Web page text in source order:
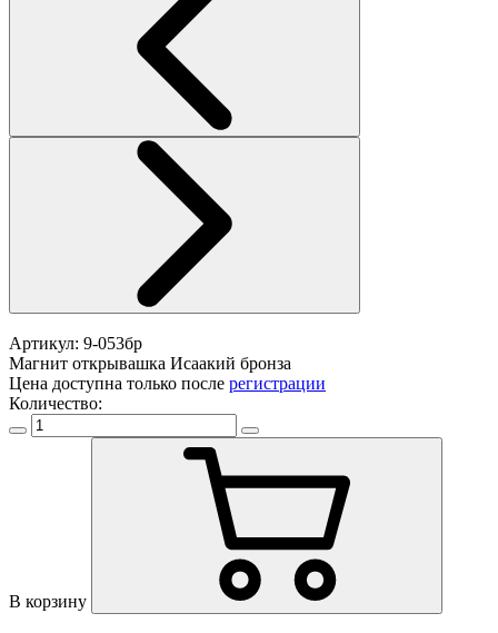
Артикул: 9-053бр
Магнит открывашка Исаакий бронза
Цена доступна только после регистрации
Количество:
В корзину